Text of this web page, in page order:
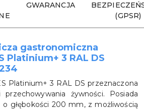
GWARANCJA
(GPSR)
gastronomiczna
Platinium+ 3 RAL DS
Platinium+ 3 RAL DS przeznaczona
żywności. Posiada
o głębokości 200 mm, z możliwością